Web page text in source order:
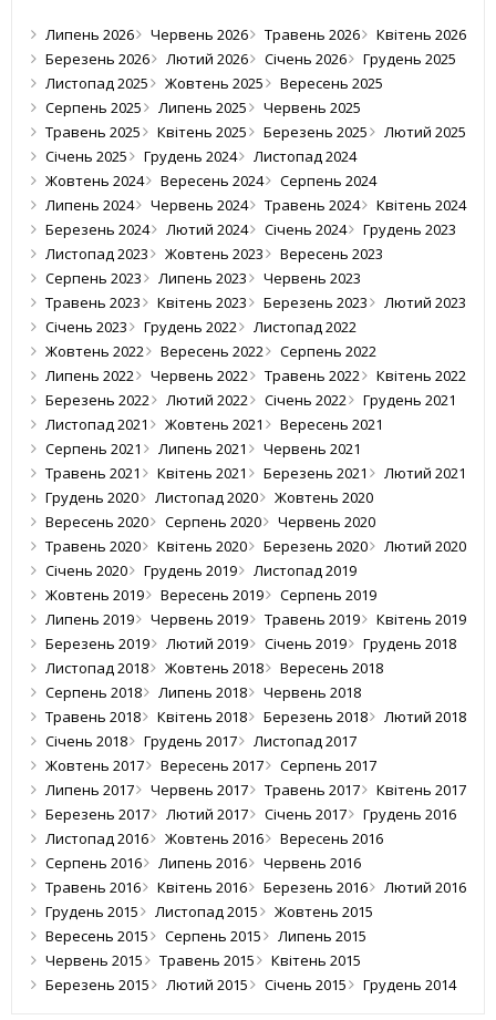
Липень 2026 Червень 2026 Травень 2026
Квітень 2026
Березень 2026
Лютий 2026 Січень 2026
Грудень 2025
Листопад 2025
Жовтень 2025
Вересень 2025
Серпень 2025
Липень 2025
Червень 2025
Травень 2025
Квітень 2025 Березень 2025
Лютий 2025
Січень 2025
Грудень 2024
Листопад 2024
Жовтень 2024
Вересень 2024
Серпень 2024
Липень 2024
Червень 2024 Травень 2024
Квітень 2024
Березень 2024
Лютий 2024 Січень 2024
Грудень 2023
Листопад 2023
Жовтень 2023
Вересень 2023
Серпень 2023
Липень 2023
Червень 2023
Травень 2023
Квітень 2023 Березень 2023
Лютий 2023
Січень 2023
Грудень 2022
Листопад 2022
Жовтень 2022
Вересень 2022
Серпень 2022
Липень 2022
Червень 2022 Травень 2022
Квітень 2022
Березень 2022
Лютий 2022 Січень 2022
Грудень 2021
Листопад 2021
Жовтень 2021
Вересень 2021
Серпень 2021
Липень 2021
Червень 2021
Травень 2021
Квітень 2021 Березень 2021
Лютий 2021
Грудень 2020
Листопад 2020
Жовтень 2020
Вересень 2020
Серпень 2020
Червень 2020
Травень 2020
Квітень 2020 Березень 2020
Лютий 2020
Січень 2020
Грудень 2019
Листопад 2019
Жовтень 2019
Вересень 2019
Серпень 2019
Липень 2019
Червень 2019 Травень 2019
Квітень 2019
Березень 2019
Лютий 2019 Січень 2019
Грудень 2018
Листопад 2018
Жовтень 2018
Вересень 2018
Серпень 2018
Липень 2018
Червень 2018
Травень 2018
Квітень 2018 Березень 2018
Лютий 2018
Січень 2018
Грудень 2017
Листопад 2017
Жовтень 2017
Вересень 2017
Серпень 2017
Липень 2017
Червень 2017 Травень 2017
Квітень 2017
Березень 2017
Лютий 2017 Січень 2017
Грудень 2016
Листопад 2016
Жовтень 2016
Вересень 2016
Серпень 2016
Липень 2016
Червень 2016
Травень 2016
Квітень 2016 Березень 2016
Лютий 2016
Грудень 2015
Листопад 2015
Жовтень 2015
Вересень 2015
Серпень 2015
Липень 2015
Червень 2015
Травень 2015
Квітень 2015
Березень 2015
Лютий 2015 Січень 2015 Грудень 2014